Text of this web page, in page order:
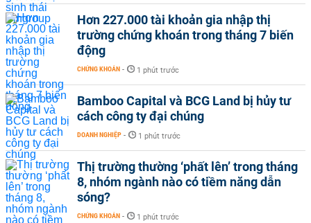
Hơn 227.000 tài khoản gia nhập thị
trường chứng khoán trong tháng 7 biến
động
CHỨNG KHOÁN - 1 phút trước
Bamboo Capital và BCG Land bị hủy tư
cách công ty đại chúng
DOANH NGHIỆP - 1 phút trước
Thị trường thường ‘phất lên’ trong tháng
8, nhóm ngành nào có tiềm năng dẫn
sóng?
CHỨNG KHOÁN - 1 phút trước